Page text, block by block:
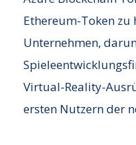
Ethereum-Token zu
Unternehmen,
Virtual-Reality-
ersten Nutzern der